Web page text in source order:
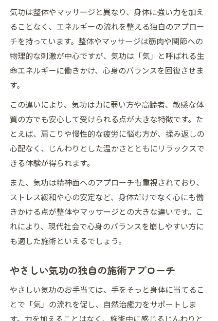
気功は整体やマッサージと異なり、身体に強い力を加え
ることなく、エネルギーの流れを整える独自のアプロー
チを持っています。整体やマッサージは筋肉や関節への
物理的な刺激が中心ですが、気功は「気」と呼ばれる生
命エネルギーに働きかけ、心身のバランスを回復させま
す。
この違いにより、気功は力に弱い方や高齢者、敏感な体
質の方でも安心して受けられる点が大きな特徴です。た
とえば、肩こりや慢性的な疲労に悩む方が、揉み返しの
心配なく、じんわりとした温かさとともにリラックスで
きる体験が得られます。
また、気功は精神面へのアプローチも重視されており、
ストレス緩和や心の安定など、身体だけでなく心にも働
きかける点が整体やマッサージとの大きな違いです。こ
れにより、現代社会で心身のバランスを崩しやすい方に
も適した施術といえるでしょう。
やさしい気功の独自の施術アプローチ
やさしい気功のお手当ては、手をそっと身体に当てるこ
とで「気」の流れを促し、自然治癒力をサポートしま
す。力を加えることはなく、施術中に感じるじんわりと